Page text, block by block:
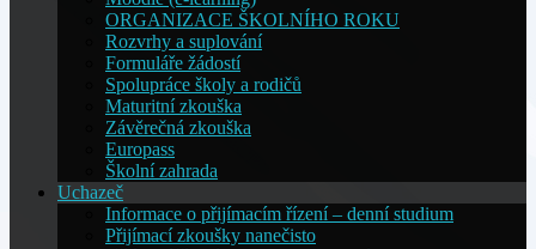
ORGANIZACE ŠKOLNÍHO ROKU
Rozvrhy a suplování
Formuláře žádostí
Spolupráce školy a rodičů
Maturitní zkouška
Závěrečná zkouška
Europass
Školní zahrada
Uchazeč
Informace o přijímacím řízení – denní studium
Přijímací zkoušky nanečisto